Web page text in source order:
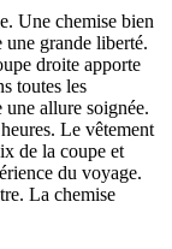
Une chemise bien
grande liberté.
droite apporte
toutes les
une allure soignée.
Le vêtement
de la coupe et
du voyage.
La chemise